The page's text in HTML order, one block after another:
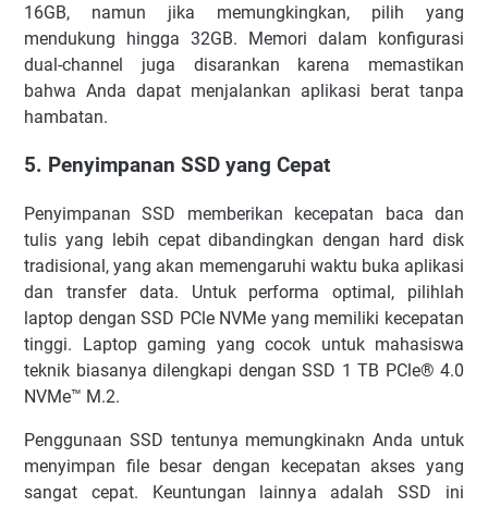
16GB, namun jika memungkingkan, pilih yang
mendukung hingga 32GB. Memori dalam konfigurasi
dual-channel juga disarankan karena memastikan
bahwa Anda dapat menjalankan aplikasi berat tanpa
hambatan.
5. Penyimpanan SSD yang Cepat
Penyimpanan SSD memberikan kecepatan baca dan
tulis yang lebih cepat dibandingkan dengan hard disk
tradisional, yang akan memengaruhi waktu buka aplikasi
dan transfer data. Untuk performa optimal, pilihlah
laptop dengan SSD PCle NVMe yang memiliki kecepatan
tinggi. Laptop gaming yang cocok untuk mahasiswa
teknik biasanya dilengkapi dengan SSD 1 TB PCle® 4.0
NVMe™ M.2.
Penggunaan SSD tentunya memungkinakn Anda untuk
menyimpan file besar dengan kecepatan akses yang
sangat cepat. Keuntungan lainnya adalah SSD ini